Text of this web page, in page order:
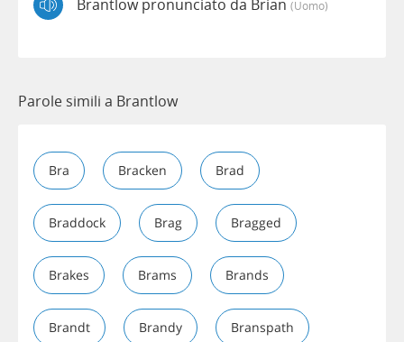
Brantlow pronunciato da Brian (uomo)
Parole simili a Brantlow
Bra Bracken Brad
Braddock Brag Bragged
Brakes Brams Brands
Brandt Brandy Branspath